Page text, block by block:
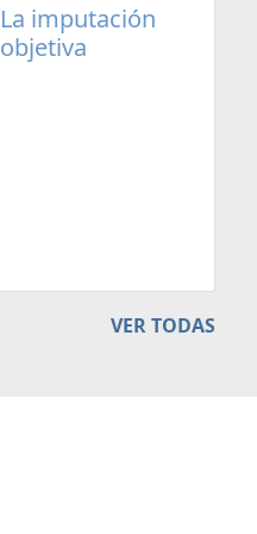
La imputación
objetiva
VER TODAS